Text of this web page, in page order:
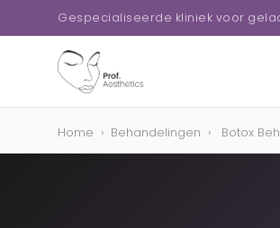
Gespecialiseerde kliniek voor
Home › Behandelingen › Botox